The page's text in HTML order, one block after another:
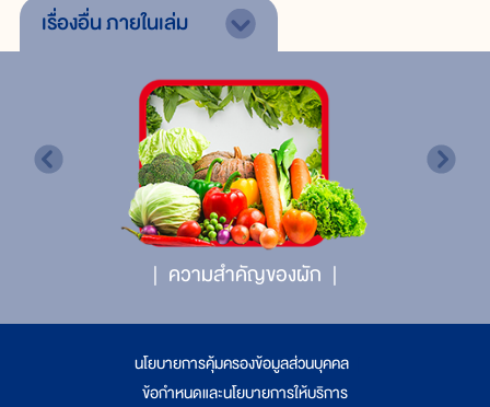
เรื่องอื่นภายในเล่ม
ความสำคัญของผัก
นโยบายการคุ้มครองข้อมูลส่วนบุคคล
ข้อกำหนดและนโยบายการให้บริการ